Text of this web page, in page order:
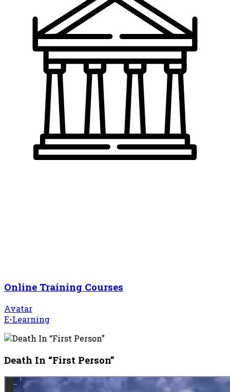
Online Training Courses
Avatar
E-Learning
Death In “First Person”